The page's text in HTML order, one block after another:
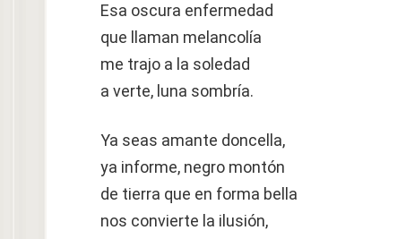
Esa oscura enfermedad
que llaman melancolía
me trajo a la soledad
a verte, luna sombría.
Ya seas amante doncella,
ya informe, negro montón
de tierra que en forma bella
nos convierte la ilusión,